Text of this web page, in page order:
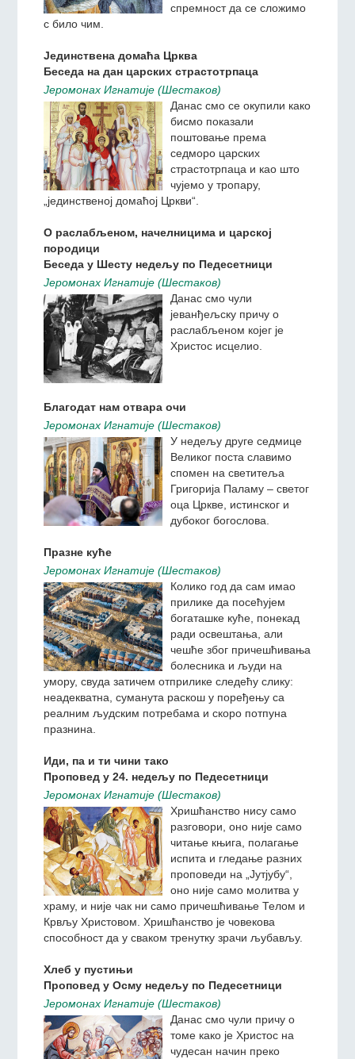
спремност да се сложимо
с било чим.
Јединствена домаћа Црква
Беседа на дан царских страстотрпаца
Jeромонах Игнатиjе (Шестаков)
Данас смо се окупили како
бисмо показали
поштовање према
седморо царских
страстотрпаца и као што
чујемо у тропару,
„јединственој домаћој Цркви“.
О раслабљеном, начелницима и царској
породици
Беседа у Шесту недељу по Педесетници
Jeромонах Игнатиjе (Шестаков)
Данас смо чули
јеванђељску причу о
раслабљеном којег је
Христос исцелио.
Благодат нам отвара очи
Jeромонах Игнатиjе (Шестаков)
У недељу друге седмице
Великог поста славимо
спомен на светитеља
Григорија Паламу – светог
оца Цркве, истинског и
дубоког богослова.
Празне куће
Jeромонах Игнатиjе (Шестаков)
Колико год да сам имао
прилике да посећујем
богаташке куће, понекад
ради освештања, али
чешће због причешћивања
болесника и људи на
умору, свуда затичем отприлике следећу слику:
неадекватна, суманута раскош у поређењу са
реалним људским потребама и скоро потпуна
празнина.
Иди, па и ти чини тако
Проповед у 24. недељу по Педесетници
Jeромонах Игнатиjе (Шестаков)
Хришћанство нису само
разговори, оно није само
читање књига, полагање
испита и гледање разних
проповеди на „Јутјубу“,
оно није само молитва у
храму, и није чак ни само причешћивање Телом и
Крвљу Христовом. Хришћанство је човекова
способност да у сваком тренутку зрачи љубављу.
Хлеб у пустињи
Проповед у Осму недељу по Педесетници
Jeромонах Игнатиjе (Шестаков)
Данас смо чули причу о
томе како је Христос на
чудесан начин преко